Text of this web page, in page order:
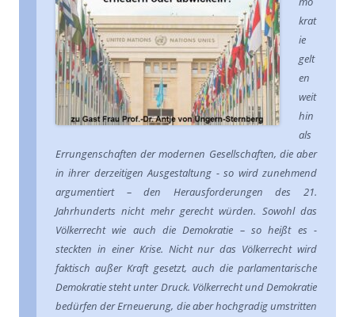
krat
ie
gelt
en
weit
hin
als
Errungenschaften der modernen Gesellschaften, die aber
in ihrer derzeitigen Ausgestaltung - so wird zunehmend
argumentiert – den Herausforderungen des 21.
Jahrhunderts nicht mehr gerecht würden. Sowohl das
Völkerrecht wie auch die Demokratie – so heißt es -
steckten in einer Krise. Nicht nur das Völkerrecht wird
faktisch außer Kraft gesetzt, auch die parlamentarische
Demokratie steht unter Druck. Völkerrecht und Demokratie
bedürfen der Erneuerung, die aber hochgradig umstritten